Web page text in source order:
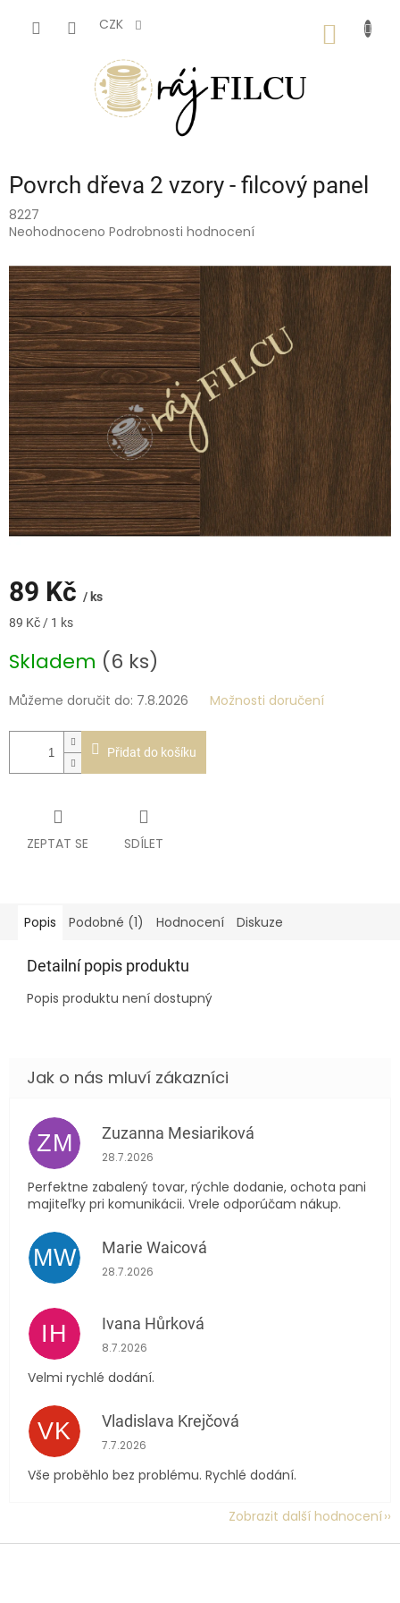
CZK
Povrch dřeva 2 vzory - filcový panel
8227
Průměrné
produktu
je
0,0
z
5
hvězdiček.
Neohodnoceno Podrobnosti hodnocení
89 Kč / ks
Měrná
89 Kč / 1 ks
Skladem (6 ks)
Můžeme doručit do: 7.8.2026 Možnosti doručení
Přidat do košíku
ZEPTAT SE SDÍLET
Popis Podobné (1) Hodnocení Diskuze
Detailní popis produktu
Popis produktu není dostupný
ZM Zuzanna Mesiariková
Hodnocení obchodu je 5 z 5 hvězdiček.
28.7.2026
Perfektne zabalený tovar, rýchle dodanie, ochota pani
majiteľky pri komunikácii. Vrele odporúčam nákup.
MW Marie Waicová
Hodnocení obchodu je 5 z 5 hvězdiček.
28.7.2026
IH Ivana Hůrková
Hodnocení obchodu je 5 z 5 hvězdiček.
8.7.2026
Velmi rychlé dodání.
VK Vladislava Krejčová
Hodnocení obchodu je 5 z 5 hvězdiček.
7.7.2026
Vše proběhlo bez problému. Rychlé dodání.
Zobrazit další hodnocení